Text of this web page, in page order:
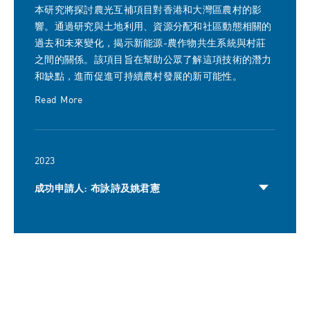
本研究將探討農光互補項目對香港和大灣區農村的影
響。通過研究與土地利用、資源分配和社區動態相關的
過去和未來變化，揭示新能源-農作物共生系統與村莊
之間的關係。該項目旨在幫助公眾了解這項技術的潛力
和缺點，進而促進可持續農村發展的新可能性。
Read More
2023
成功申請人: 布詠詩及姚君憲